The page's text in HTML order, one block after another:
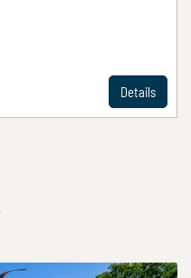
Details